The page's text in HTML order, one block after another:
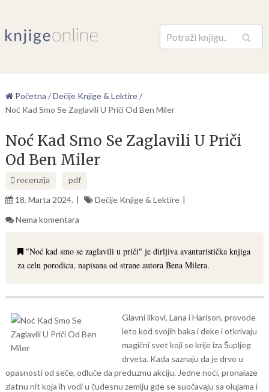
Pretraga
Početna /Dečije Knjige & Lektire/
Noć Kad Smo Se Zaglavili U Priči Od Ben Miler
Noć Kad Smo Se Zaglavili U Priči
Od Ben Miler
recenzija
pdf
18. Marta 2024.
Dečije Knjige & Lektire
Nema komentara
"Noć kad smo se zaglavili u priči" je dirljiva avanturistička knjiga
za celu porodicu, napisana od strane autora Bena Milera.
Glavni likovi, Lana i Harison, provode
leto kod svojih baka i deke i otkrivaju
magični svet koji se krije iza Šupljeg
drveta. Kada saznaju da je drvo u
opasnosti od seče, odluče da preduzmu akciju. Jedne noći, pronalaze
zlatnu nit koja ih vodi u čudesnu zemlju gde se suočavaju sa olujama i